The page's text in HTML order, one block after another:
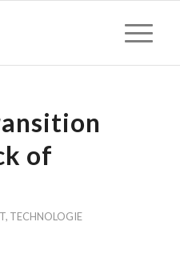
of
, TECHNOLOGIE